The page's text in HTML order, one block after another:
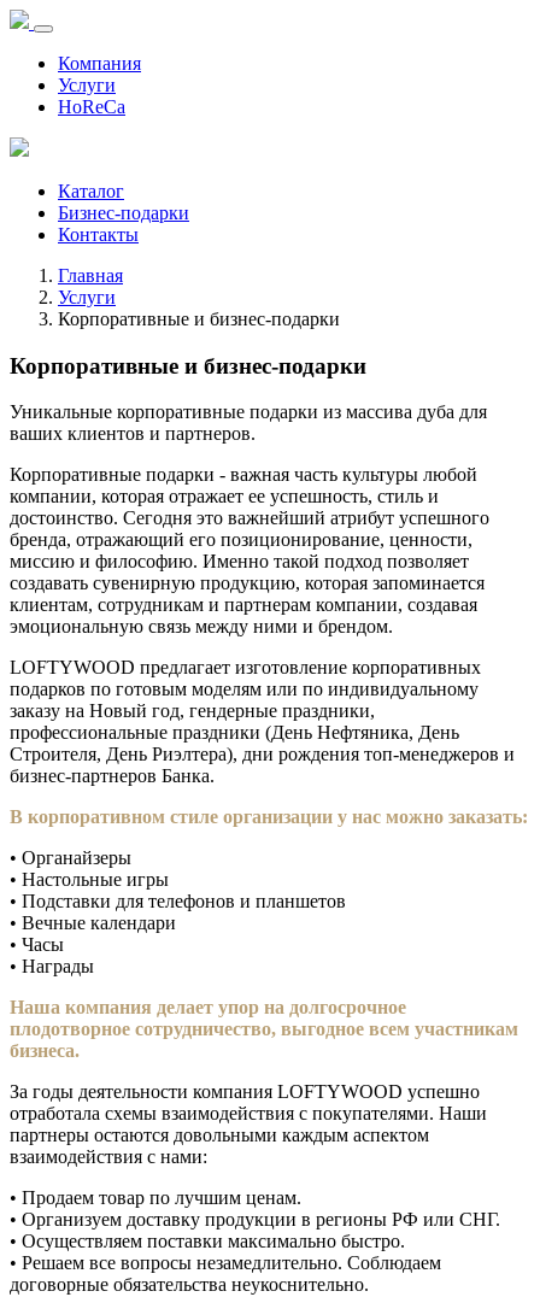
Компания
Услуги
HoReCa
Каталог
Бизнес-подарки
Контакты
Главная
Услуги
Корпоративные и бизнес-подарки
Корпоративные и бизнес-подарки
Уникальные корпоративные подарки из массива дуба для
ваших клиентов и партнеров.
Корпоративные подарки - важная часть культуры любой
компании, которая отражает ее успешность, стиль и
достоинство. Сегодня это важнейший атрибут успешного
бренда, отражающий его позиционирование, ценности,
миссию и философию. Именно такой подход позволяет
создавать сувенирную продукцию, которая запоминается
клиентам, сотрудникам и партнерам компании, создавая
эмоциональную связь между ними и брендом.
LOFTYWOOD предлагает изготовление корпоративных
подарков по готовым моделям или по индивидуальному
заказу на Новый год, гендерные праздники,
профессиональные праздники (День Нефтяника, День
Строителя, День Риэлтера), дни рождения топ-менеджеров и
бизнес-партнеров Банка.
В корпоративном стиле организации у нас можно заказать:
• Органайзеры
• Настольные игры
• Подставки для телефонов и планшетов
• Вечные календари
• Часы
• Награды
Наша компания делает упор на долгосрочное
плодотворное сотрудничество, выгодное всем участникам
бизнеса.
За годы деятельности компания LOFTYWOOD успешно
отработала схемы взаимодействия с покупателями. Наши
партнеры остаются довольными каждым аспектом
взаимодействия с нами:
• Продаем товар по лучшим ценам.
• Организуем доставку продукции в регионы РФ или СНГ.
• Осуществляем поставки максимально быстро.
• Решаем все вопросы незамедлительно. Соблюдаем
договорные обязательства неукоснительно.